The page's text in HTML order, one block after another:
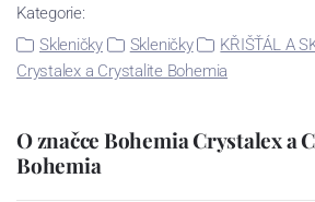
Kategorie:
Skleničky
Skleničky KŘIŠŤÁL A
Crystalex a Crystalite Bohemia
O značce Bohemia Crystalex a
Bohemia